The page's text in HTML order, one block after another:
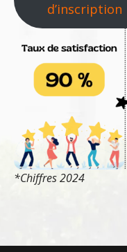
d’inscription
*Chiffres 2024